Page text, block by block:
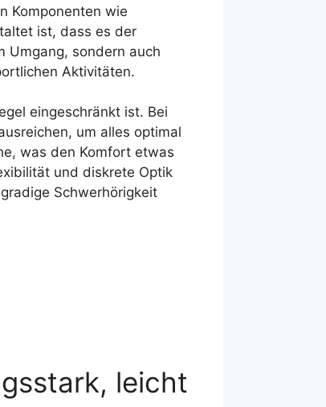
Komponenten wie
ist, dass es der
Umgang, sondern auch
Aktivitäten.
eingeschränkt ist. Bei
um alles optimal
was den Komfort etwas
und diskrete Optik
Schwerhörigkeit
leicht